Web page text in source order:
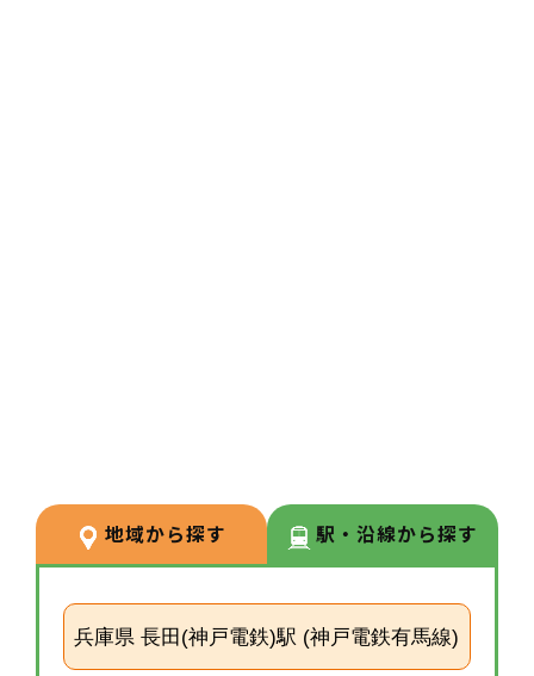
地域から探す 駅・沿線から探す
兵庫県 長田(神戸電鉄)駅 (神戸電鉄有馬線)